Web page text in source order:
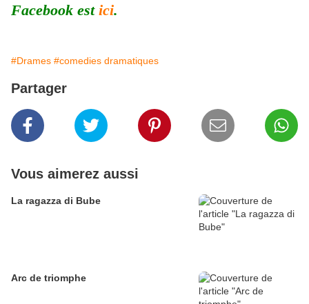
Facebook est ici.
#Drames #comedies dramatiques
Partager
Vous aimerez aussi
La ragazza di Bube
Arc de triomphe